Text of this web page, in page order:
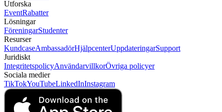
Utforska
EventRabatter
Lösningar
FöreningarStudenter
Resurser
KundcaseAmbassadörHjälpcenterUppdateringarSupport
Juridiskt
IntegritetspolicyAnvändarvillkorÖvriga policyer
Sociala medier
TikTokYouTubeLinkedInInstagram